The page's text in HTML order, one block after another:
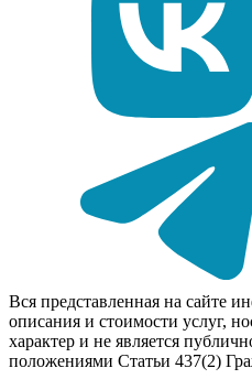
Вся представленная на сайте
описания и стоимости услуг,
характер и не является
положениями Статьи 437(2)